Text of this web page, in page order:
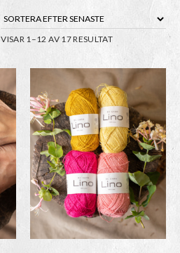
VISAR 1–12 AV 17 RESULTATSORTERA